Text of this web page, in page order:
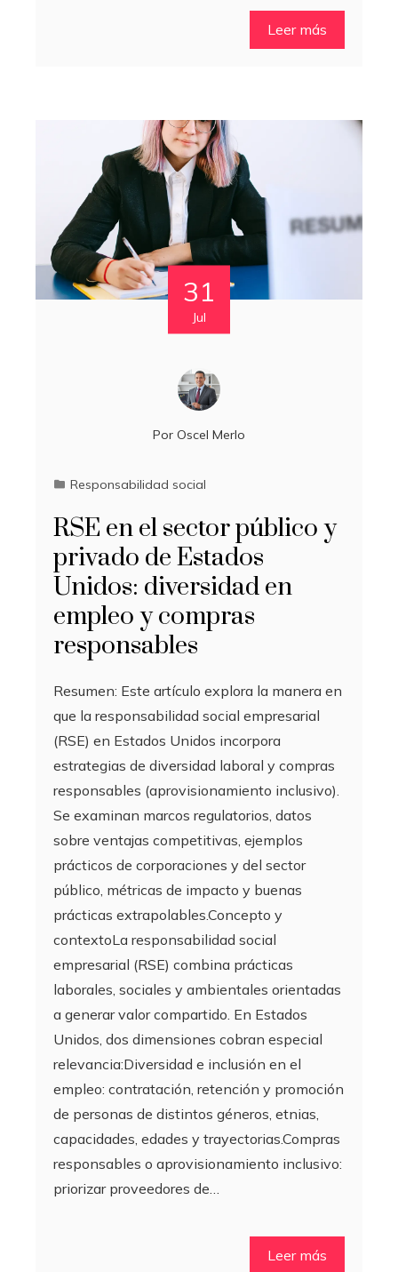
Leer más
31
Jul
Por Oscel Merlo
Responsabilidad social
RSE en el sector público y
privado de Estados
Unidos: diversidad en
empleo y compras
responsables
Resumen: Este artículo explora la manera en
que la responsabilidad social empresarial
(RSE) en Estados Unidos incorpora
estrategias de diversidad laboral y compras
responsables (aprovisionamiento inclusivo).
Se examinan marcos regulatorios, datos
sobre ventajas competitivas, ejemplos
prácticos de corporaciones y del sector
público, métricas de impacto y buenas
prácticas extrapolables.Concepto y
contextoLa responsabilidad social
empresarial (RSE) combina prácticas
laborales, sociales y ambientales orientadas
a generar valor compartido. En Estados
Unidos, dos dimensiones cobran especial
relevancia:Diversidad e inclusión en el
empleo: contratación, retención y promoción
de personas de distintos géneros, etnias,
capacidades, edades y trayectorias.Compras
responsables o aprovisionamiento inclusivo:
priorizar proveedores de…
Leer más